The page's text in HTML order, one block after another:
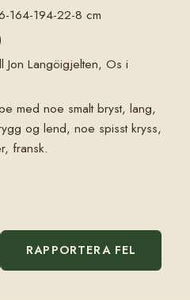
164-194-22-8 cm
Jon Langöigjelten, Os i
med noe smalt bryst, lang,
og lend, noe spisst kryss,
fransk.
RAPPORTERA FEL